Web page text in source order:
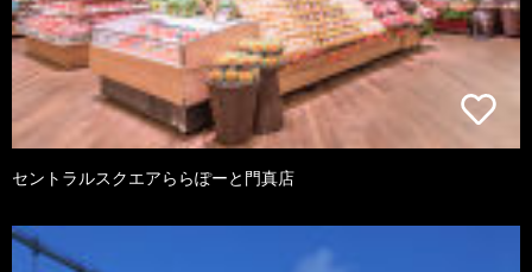
セントラルスクエアららぽーと門真店